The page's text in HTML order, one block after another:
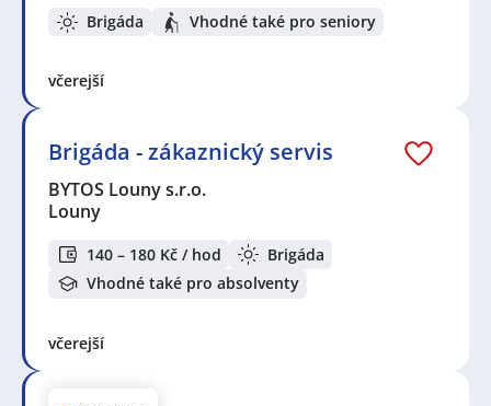
Brigáda Vhodné také pro seniory
včerejší
Brigáda - zákaznický servis
BYTOS Louny s.r.o.
Louny
140 – 180 Kč / hod
Brigáda
Vhodné také pro absolventy
včerejší